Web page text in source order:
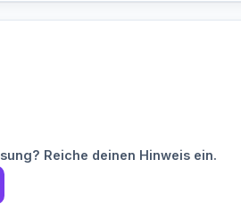
Reiche deinen Hinweis ein.